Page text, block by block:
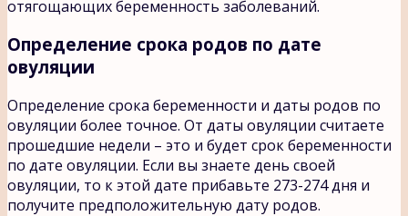
отягощающих беременность заболеваний.
Определение срока родов по дате
овуляции
Определение срока беременности и даты родов по
овуляции более точное. От даты овуляции считаете
прошедшие недели – это и будет срок беременности
по дате овуляции. Если вы знаете день своей
овуляции, то к этой дате прибавьте 273-274 дня и
получите предположительную дату родов.